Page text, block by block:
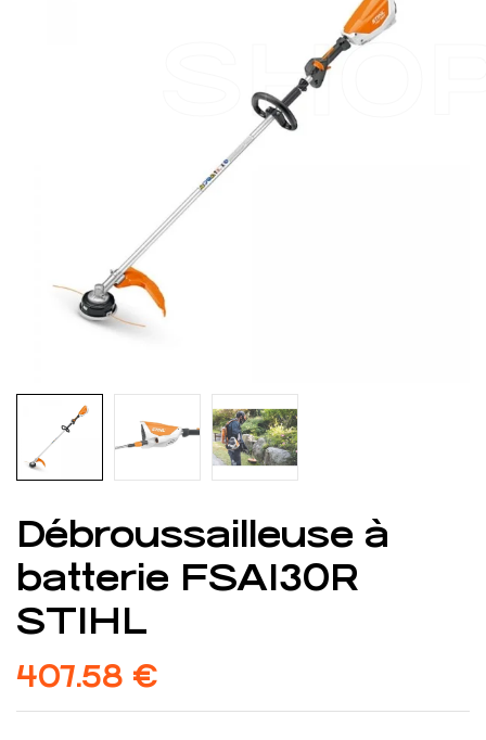
Débroussailleuse à
batterie FSA130R
STIHL
407.58 €